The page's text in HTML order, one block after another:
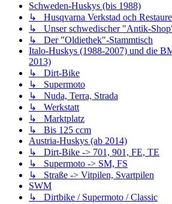
Schweden-Huskys (bis 1988)
↳ Husqvarna Verkstad och
↳ Unser schwedischer "Antik-
↳ Der "Oldiethek"-Stammtisch
Italo-Huskys (1988-2007) und die
2013)
↳ Dirt-Bike
↳ Supermoto
↳ Nuda, Terra, Strada
↳ Werkstatt
↳ Marktplatz
↳ Bis 125 ccm
Austria-Huskys (ab 2014)
↳ Dirt-Bike -> 701, 901, FE, TE
↳ Supermoto -> SM, FS
↳ Straße -> Vitpilen, Svartpilen
SWM
↳ Dirtbike / Supermoto / Classic